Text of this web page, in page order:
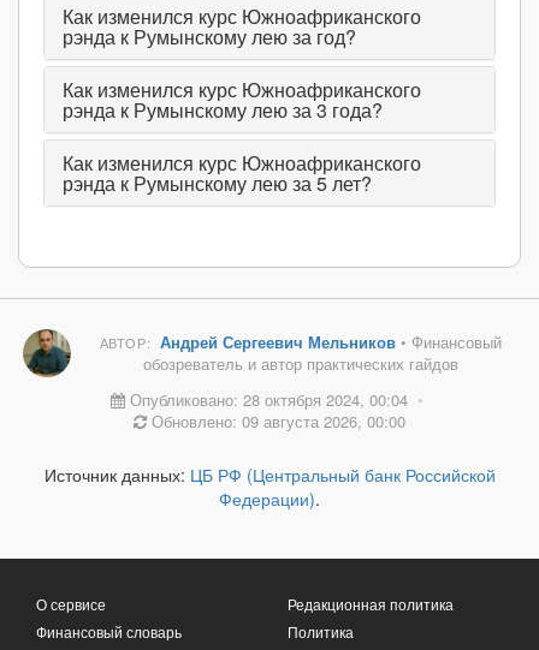
Как изменился курс Южноафриканского
рэнда к Румынскому лею за год?
Как изменился курс Южноафриканского
рэнда к Румынскому лею за 3 года?
Как изменился курс Южноафриканского
рэнда к Румынскому лею за 5 лет?
АВТОР: Андрей Сергеевич Мельников• Финансовый
обозреватель и автор практических гайдов
Опубликовано: 28 октября 2024, 00:04 •
Обновлено: 09 августа 2026, 00:00
Источник данных: ЦБ РФ (Центральный банк Российской
Федерации).
О сервисе
Финансовый словарь
Редакционная политика
Политика